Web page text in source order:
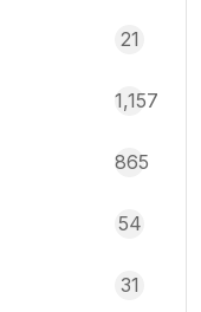
21
1,157
865
54
31